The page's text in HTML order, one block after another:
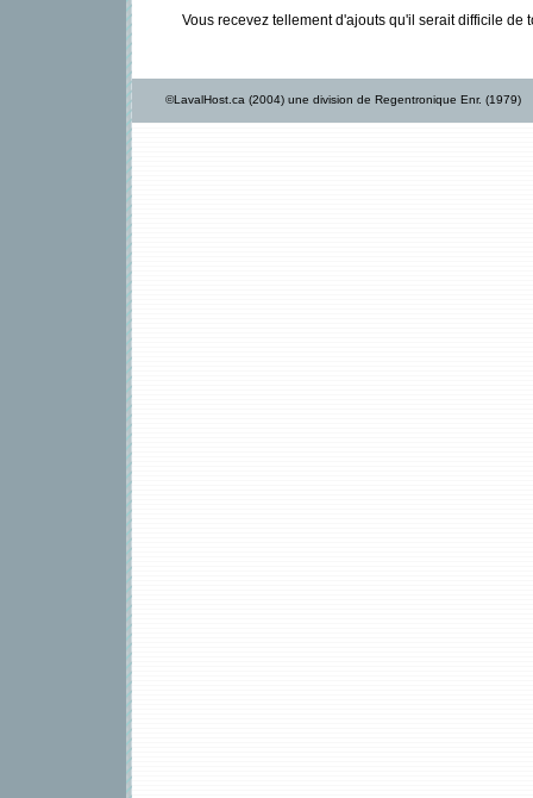
Vous recevez tellement d'ajouts qu'il serait difficile
©LavalHost.ca (2004) une division de Regentronique Enr. (1979)